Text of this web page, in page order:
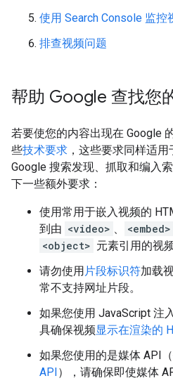
使用 Search Console 监控
排查视频问题
帮助 Google 查找您
若要使您的内容出现在 Google
些技术要求 ，这些要求同样适
Google 搜索发现、抓取和编入
下一些额外要求：
使用常用于嵌入视频的
到由 <video> 、 <embed>
<object> 元素引用的视频
请勿使用片段标识符加载
常不支持网址片段。
如果您使用 JavaScript 注
具确保视频显示在渲染的
如果您使用的是媒体 API
API），请确保即使媒体